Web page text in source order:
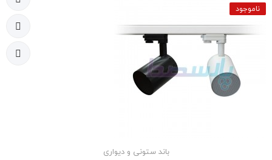
ناموجود
باند ستونی و دیواری